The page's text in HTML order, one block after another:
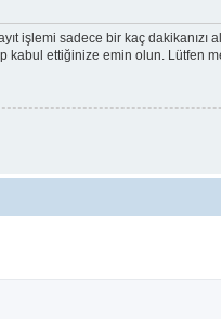
işlemi sadece bir kaç
kabul ettiğinize emin olun.